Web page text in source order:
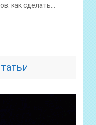
как сделать...